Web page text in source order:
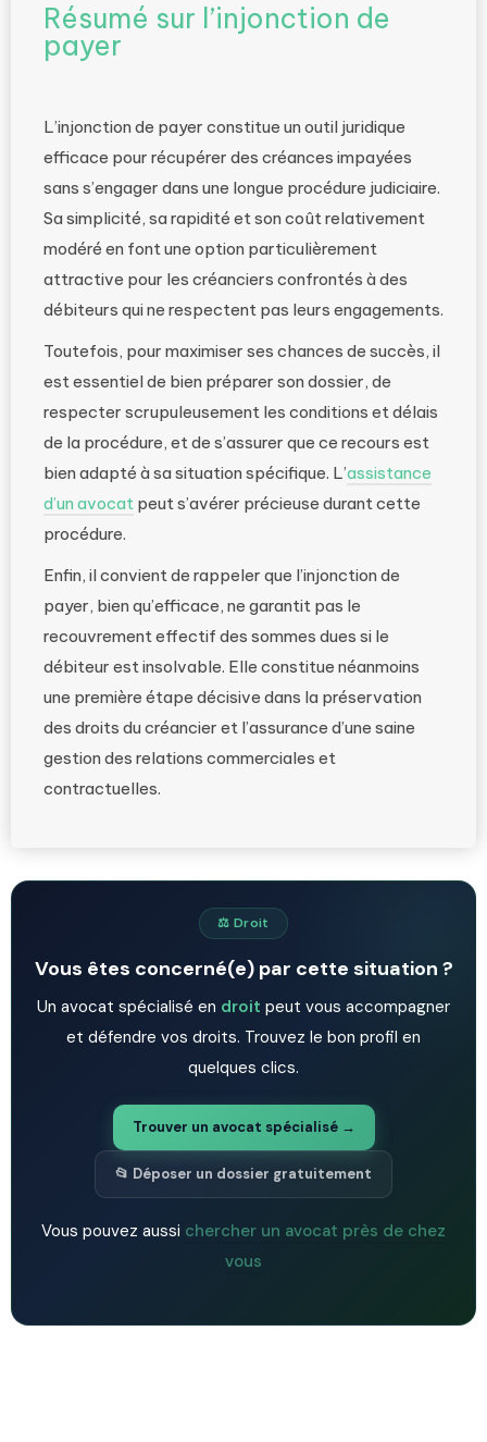
Résumé sur l’injonction de
payer
L’injonction de payer constitue un outil juridique
efficace pour récupérer des créances impayées
sans s’engager dans une longue procédure judiciaire.
Sa simplicité, sa rapidité et son coût relativement
modéré en font une option particulièrement
attractive pour les créanciers confrontés à des
débiteurs qui ne respectent pas leurs engagements.
Toutefois, pour maximiser ses chances de succès, il
est essentiel de bien préparer son dossier, de
respecter scrupuleusement les conditions et délais
de la procédure, et de s’assurer que ce recours est
bien adapté à sa situation spécifique. L’assistance
d’un avocat peut s’avérer précieuse durant cette
procédure.
Enfin, il convient de rappeler que l’injonction de
payer, bien qu’efficace, ne garantit pas le
recouvrement effectif des sommes dues si le
débiteur est insolvable. Elle constitue néanmoins
une première étape décisive dans la préservation
des droits du créancier et l’assurance d’une saine
gestion des relations commerciales et
contractuelles.
⚖️ Droit
Vous êtes concerné(e) par cette situation ?
Un avocat spécialisé en droit peut vous accompagner
et défendre vos droits. Trouvez le bon profil en
quelques clics.
Trouver un avocat spécialisé →
📂 Déposer un dossier gratuitement
Vous pouvez aussi chercher un avocat près de chez
vous